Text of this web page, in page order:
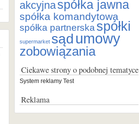
akcyjnaspółka jawna
spółka komandytowa
spółka partnerska spółki
supermarket sąd umowy
zobowiązania
Ciekawe strony o podobnej tematyce
System reklamy Test
Reklama